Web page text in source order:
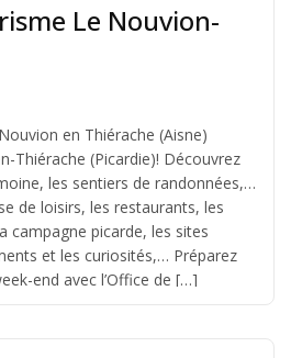
Le Nouvion-
en Thiérache (Aisne)
Thiérache (Picardie)! Découvrez
les sentiers de randonnées,
de loisirs, les restaurants, les
campagne picarde, les sites
et les curiosités,… Préparez
end avec l’Office de […]